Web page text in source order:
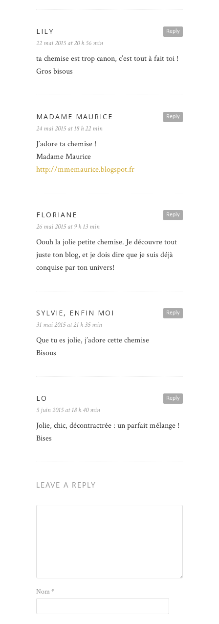
Reply
LILY
22 mai 2015 at 20 h 56 min
ta chemise est trop canon, c’est tout à fait toi !
Gros bisous
Reply
MADAME MAURICE
24 mai 2015 at 18 h 22 min
J’adore ta chemise !
Madame Maurice
http://mmemaurice.blogspot.fr
Reply
FLORIANE
26 mai 2015 at 9 h 13 min
Oouh la jolie petite chemise. Je découvre tout
juste ton blog, et je dois dire que je suis déjà
conquise par ton univers!
Reply
SYLVIE, ENFIN MOI
31 mai 2015 at 21 h 35 min
Que tu es jolie, j’adore cette chemise
Bisous
Reply
LO
5 juin 2015 at 18 h 40 min
Jolie, chic, décontractrée : un parfait mélange !
Bises
LEAVE A REPLY
Nom*